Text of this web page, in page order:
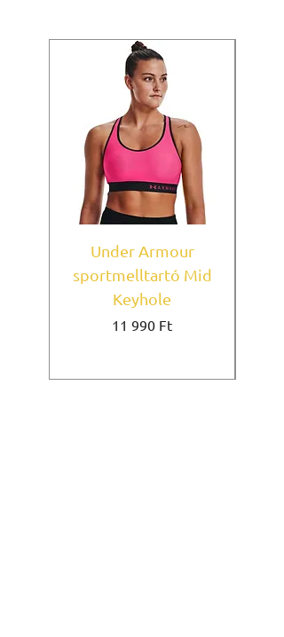
Under Armour
sportmelltartó Mid
Keyhole
Ár
11 990 Ft